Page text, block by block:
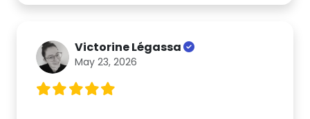
Victorine Légassa
May 23, 2026